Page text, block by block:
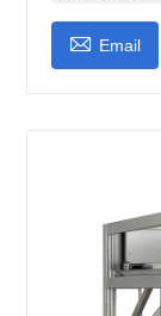
 Email